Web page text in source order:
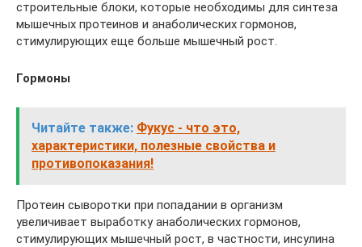
строительные блоки, которые необходимы для синтеза
мышечных протеинов и анаболических гормонов,
стимулирующих еще больше мышечный рост.
Гормоны
Читайте также: Фукус - что это,
характеристики, полезные свойства и
противопоказания!
Протеин сыворотки при попадании в организм
увеличивает выработку анаболических гормонов,
стимулирующих мышечный рост, в частности, инсулина